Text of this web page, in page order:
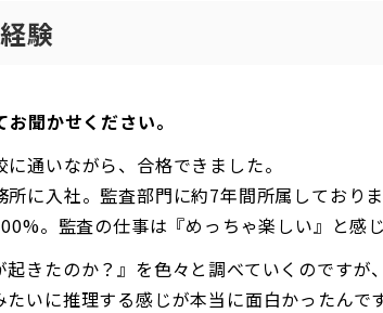
験
お聞かせください。
通いながら、合格できました。
に入社。監査部門に約7年間所属しておりま
。監査の仕事は『めっちゃ楽しい』と感
きたのか？』を色々と調べていくのですが、
いに推理する感じが本当に面白かったんです